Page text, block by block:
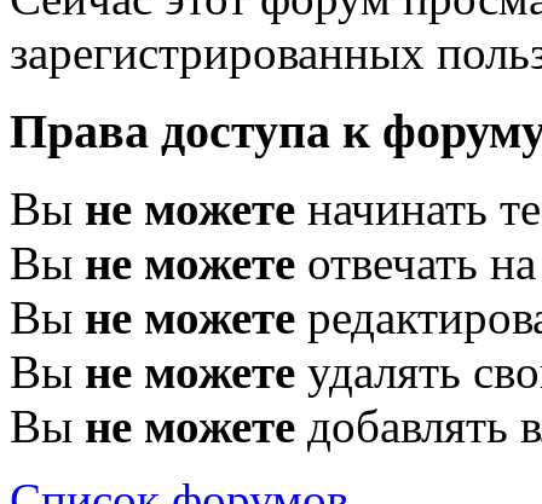
зарегистрированных
Права доступа к
Вы не можете начинать
Вы не можете отвечать
Вы не можете
Вы не можете удалять
Вы не можете добавлять